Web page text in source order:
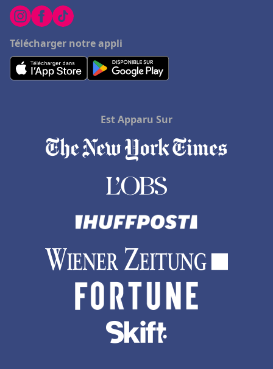
Hôtels à Hasparren
Hôtels au Beausset
Hôtels à La Chapelle-en-Vercors
Hôtels à Saint-Médard-en-Jalles
Télécharger notre appli
Est Apparu Sur